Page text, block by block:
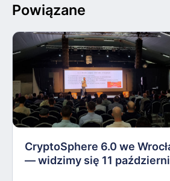
Powiązane
CryptoSphere 6.0 we
— widzimy się 11